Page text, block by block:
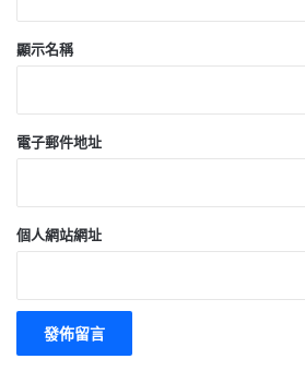
顯示名稱
電子郵件地址
個人網站網址